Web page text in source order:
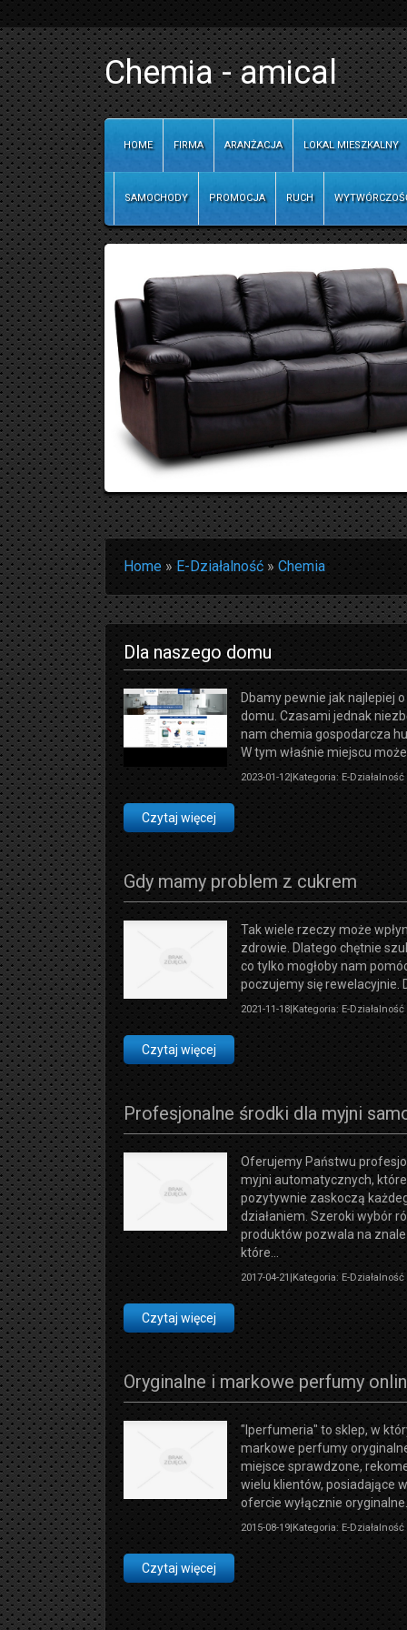
Chemia - amical
HOME FIRMA ARANŻACJA LOKAL MIESZKALNY
SAMOCHODY PROMOCJA RUCH
Home»E-Działalność » Chemia
Dla naszego domu
Dbamy pewnie jak najlepiej
domu. Czasami jednak
nam chemia gospodarcza
W tym właśnie miejscu
2023-01-12| Kategoria: E-
Czytaj więcej
Gdy mamy problem z cukrem
Tak wiele rzeczy może
zdrowie. Dlatego chętnie
co tylko mogłoby nam
poczujemy się rewelacyjnie.
2021-11-18 Kategoria: E-
Czytaj więcej
Profesjonalne środki dla myjni
Oferujemy Państwu
myjni automatycznych,
pozytywnie zaskoczą
działaniem. Szeroki wybór
produktów pozwala na
które...
2017-04-21 Kategoria: E-
Czytaj więcej
Oryginalne i markowe perfumy
"Iperfumeria" to sklep, w
markowe perfumy
miejsce sprawdzone,
wielu klientów, posiadające
ofercie wyłącznie
2015-08-19 Kategoria: E-
Czytaj więcej